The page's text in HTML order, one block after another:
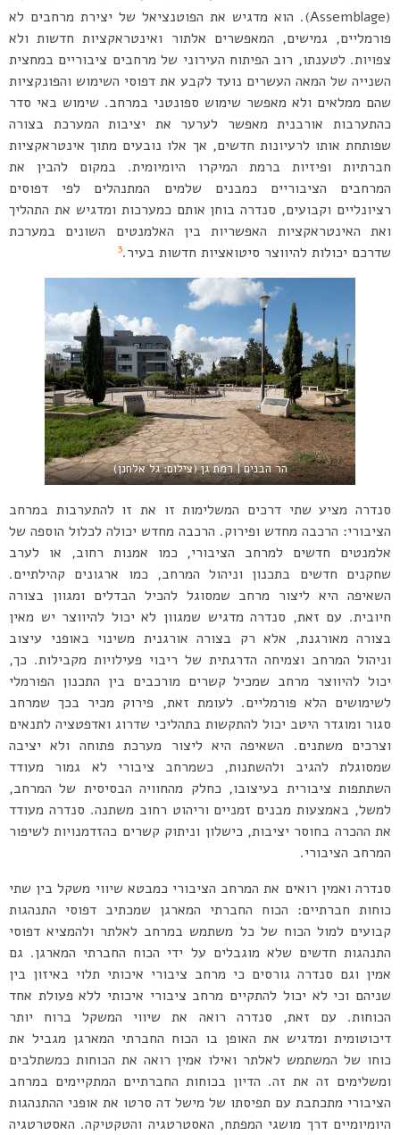
(Assemblage). הוא מדגיש את הפוטנציאל של יצירת מרחבים לא
פורמליים, גמישים, המאפשרים אלתור ואינטראקציות חדשות ולא
צפויות. לטענתו, רוב הפיתוח העירוני של מרחבים ציבוריים במחצית
השנייה של המאה העשרים נועד לקבע את דפוסי השימוש והפונקציות
שהם ממלאים ולא מאפשר שימוש ספונטני במרחב. שימוש באי סדר
כהתערבות אורבנית מאפשר לערער את יציבות המערכת בצורה
שפותחת אותו לרעיונות חדשים, אך אלו נובעים מתוך אינטראקציות
חברתיות ופיזיות ברמת המיקרו היומיומית. במקום להבין את
המרחבים הציבוריים כמבנים שלמים המתנהלים לפי דפוסים
רציונליים וקבועים, סנדרה בוחן אותם כמערכות ומדגיש את התהליך
ואת האינטראקציות האפשריות בין האלמנטים השונים במערכת
שדרכם יכולות להיווצר סיטואציות חדשות בעיר.3
הר הבנים | רמת גן (צילום: גל אלחנן)
סנדרה מציע שתי דרכים המשלימות זו את זו להתערבות במרחב
הציבורי: הרכבה מחדש ופירוק. הרכבה מחדש יכולה לכלול הוספה של
אלמנטים חדשים למרחב הציבורי, כמו אמנות רחוב, או לערב
שחקנים חדשים בתכנון וניהול המרחב, כמו ארגונים קהילתיים.
השאיפה היא ליצור מרחב שמסוגל להכיל הבדלים ומגוון בצורה
חיובית. עם זאת, סנדרה מדגיש שמגוון לא יכול להיווצר יש מאין
בצורה מאורגנת, אלא רק בצורה אורגנית משינוי באופני עיצוב
וניהול המרחב וצמיחה הדרגתית של ריבוי פעילויות מקבילות. כך,
יכול להיווצר מרחב שמכיל קשרים מורכבים בין התכנון הפורמלי
לשימושים הלא פורמליים. לעומת זאת, פירוק מכיר בכך שמרחב
סגור ומוגדר היטב יכול להתקשות בתהליכי שדרוג ואדפטציה לתנאים
וצרכים משתנים. השאיפה היא ליצור מערכת פתוחה ולא יציבה
שמסוגלת להגיב ולהשתנות, כשמרחב ציבורי לא גמור מעודד
השתתפות ציבורית בעיצובו, כחלק מהחוויה הבסיסית של המרחב,
למשל, באמצעות מבנים זמניים וריהוט רחוב משתנה. סנדרה מעודד
את ההכרה בחוסר יציבות, כישלון וניתוק קשרים כהזדמנויות לשיפור
המרחב הציבורי.
סנדרה ואמין רואים את המרחב הציבורי כמבטא שיווי משקל בין שתי
כוחות חברתיים: הכוח החברתי המארגן שמכתיב דפוסי התנהגות
קבועים למול הכוח של כל משתמש במרחב לאלתר ולהמציא דפוסי
התנהגות חדשים שלא מוגבלים על ידי הכוח החברתי המארגן. גם
אמין וגם סנדרה גורסים כי מרחב ציבורי איכותי תלוי באיזון בין
שניהם וכי לא יכול להתקיים מרחב ציבורי איכותי ללא פעולת אחד
הכוחות. עם זאת, סנדרה רואה את שיווי המשקל ברוח יותר
דיכוטומית ומדגיש את האופן בו הכוח החברתי המארגן מגביל את
כוחו של המשתמש לאלתר ואילו אמין רואה את הכוחות כמשתלבים
ומשלימים זה את זה. הדיון בכוחות החברתיים המתקיימים במרחב
הציבורי מתכתבת עם תפיסתו של מישל דה סרטו את אופני ההתנהגות
היומיומיים דרך מושגי המפתח, האסטרטגיה והטקטיקה. האסטרטגיה